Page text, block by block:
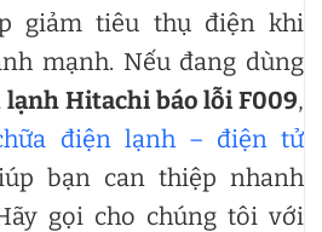
giảm tiêu thụ điện khi
mạnh. Nếu đang dùng
lạnh Hitachi báo lỗi F009,
điện lạnh – điện tử
bạn can thiệp nhanh
gọi cho chúng tôi với